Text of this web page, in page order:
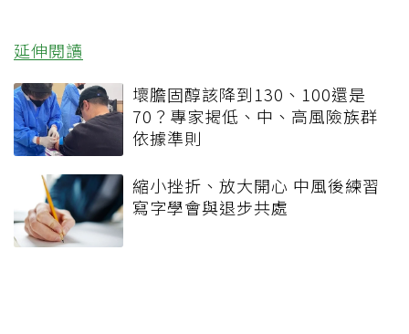
延伸閱讀
壞膽固醇該降到130、100還是
70？專家揭低、中、高風險族群
依據準則
縮小挫折、放大開心 中風後練習
寫字學會與退步共處